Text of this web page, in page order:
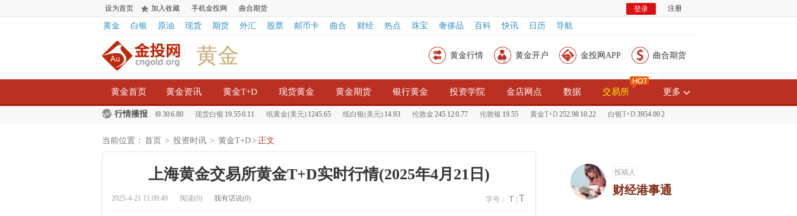
设为首页 加入收藏 手机金投网 曲合期货 注册
登录
黄金 白银 原油 现货 期货 外汇 股票 邮币卡 曲合 财经 热点 珠宝 奢侈品 百科 快讯 日历 导航
黄金 黄金行情 黄金开户 金投网APP 曲合期货
更多
黄金首页 黄金资讯 黄金T+D 现货黄金 黄金期货 银行黄金 投资学院 金店网点 数据 交易所
行情播报
现货黄金1239.30 6.80 现货白银 19.55 0.11 纸黄金(美元) 1245.65 纸白银(美元) 14.93 伦敦金 245.12 0.77 伦敦银 19.55 黄金T+D252.98 10.22 白银T+D3954.00 210.00
当前位置： 首页 > 投资时讯 > 黄金T+D> 正文
上海黄金交易所黄金T+D实时行情(2025年4月21日)
字号： T T
2025-4-21 11:09:49 阅读(0) 我有话说(0)
投稿人
财经港事通